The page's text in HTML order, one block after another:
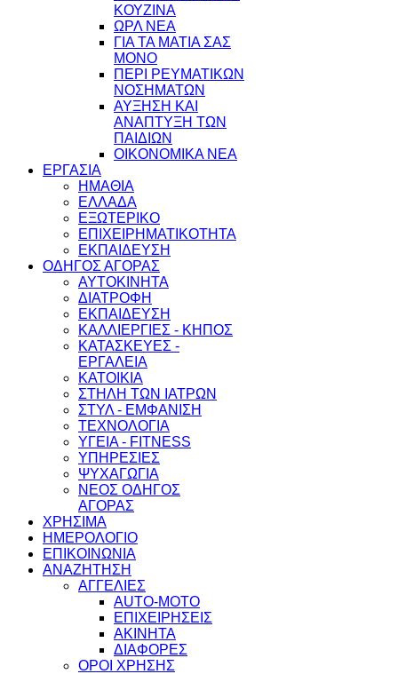
ΚΟΥΖΙΝΑ
ΩΡΛ ΝEA
ΓΙΑ ΤΑ ΜΑΤΙΑ ΣΑΣ
ΜΟΝΟ
ΠΕΡΙ ΡΕΥΜΑΤΙΚΩΝ
ΝΟΣΗΜΑΤΩΝ
ΑΥΞΗΣΗ ΚΑΙ
ΑΝΑΠΤΥΞΗ ΤΩΝ
ΠΑΙΔΙΩΝ
ΟΙΚΟΝΟΜΙΚΑ ΝΕΑ
ΕΡΓΑΣΙΑ
ΗΜΑΘΙΑ
ΕΛΛΑΔΑ
ΕΞΩΤΕΡΙΚΟ
ΕΠΙΧΕΙΡΗΜΑΤΙΚΟΤΗΤΑ
ΕΚΠΑΙΔΕΥΣΗ
ΟΔΗΓΟΣ ΑΓΟΡΑΣ
ΑΥΤΟΚΙΝΗΤΑ
ΔΙΑΤΡΟΦΗ
ΕΚΠΑΙΔΕΥΣΗ
ΚΑΛΛΙΕΡΓΙΕΣ - ΚΗΠΟΣ
ΚΑΤΑΣΚΕΥΕΣ -
ΕΡΓΑΛΕΙΑ
ΚΑΤΟΙΚΙΑ
ΣΤΗΛΗ ΤΩΝ ΙΑΤΡΩΝ
ΣΤΥΛ - ΕΜΦΑΝΙΣΗ
ΤΕΧΝΟΛΟΓΙΑ
ΥΓΕΙΑ - FITNESS
ΥΠΗΡΕΣΙΕΣ
ΨΥΧΑΓΩΓΙΑ
ΝΕΟΣ ΟΔΗΓΟΣ
ΑΓΟΡΑΣ
ΧΡΗΣΙΜΑ
ΗΜΕΡΟΛΟΓΙΟ
ΕΠΙΚΟΙΝΩΝΙΑ
ΑΝΑΖΗΤΗΣΗ
ΑΓΓΕΛΙΕΣ
AUTO-MOTO
ΕΠΙΧΕΙΡΗΣΕΙΣ
ΑΚΙΝΗΤΑ
ΔΙΑΦΟΡΕΣ
ΟΡΟΙ ΧΡΗΣΗΣ